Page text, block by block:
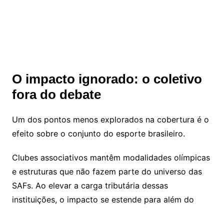
O impacto ignorado: o coletivo
fora do debate
Um dos pontos menos explorados na cobertura é o
efeito sobre o conjunto do esporte brasileiro.
Clubes associativos mantêm modalidades olímpicas
e estruturas que não fazem parte do universo das
SAFs. Ao elevar a carga tributária dessas
instituições, o impacto se estende para além do